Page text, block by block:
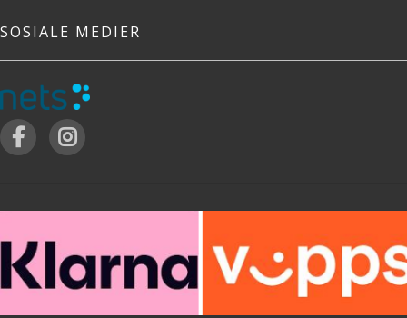
SOSIALE MEDIER